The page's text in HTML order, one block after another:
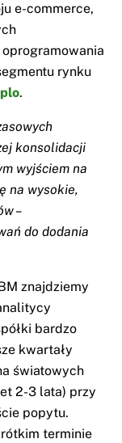
e-commerce,
rynku
.
konsolidacji
wyjściem na
na wysokie,
–
do dodania
znajdziemy
bardzo
kwartały
światowych
2-3 lata) przy
popytu.
terminie